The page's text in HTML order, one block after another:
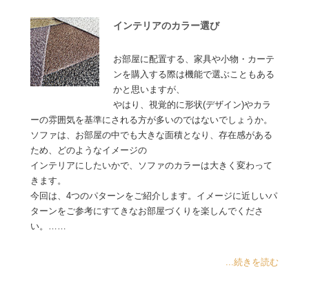
インテリアのカラー選び
お部屋に配置する、家具や小物・カーテ
ンを購入する際は機能で選ぶこともある
かと思いますが、
やはり、視覚的に形状(デザイン)やカラ
ーの雰囲気を基準にされる方が多いのではないでしょうか。
ソファは、お部屋の中でも大きな面積となり、存在感がある
ため、どのようなイメージの
インテリアにしたいかで、ソファのカラーは大きく変わって
きます。
今回は、4つのパターンをご紹介します。イメージに近しいパ
ターンをご参考にすてきなお部屋づくりを楽しんでくださ
い。……
...続きを読む